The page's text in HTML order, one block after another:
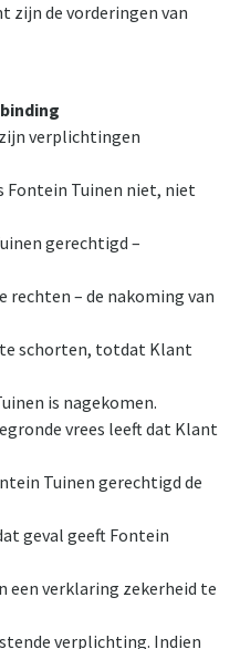
zijn de vorderingen van
verplichtingen
Tuinen niet, niet
gerechtigd –
rechten – de nakoming van
schorten, totdat Klant
is nagekomen.
vrees leeft dat Klant
Tuinen gerechtigd de
geval geeft Fontein
een verklaring zekerheid te
verplichting. Indien